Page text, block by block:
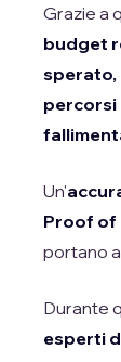
Grazie a
budget
sperato,
percorsi
Un'
Proof of
portano
Durante
esperti